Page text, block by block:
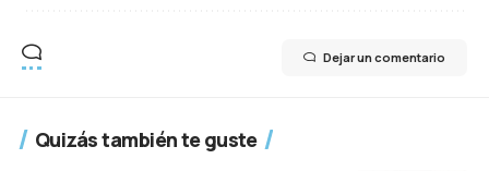
Dejar un comentario
Quizás también te guste